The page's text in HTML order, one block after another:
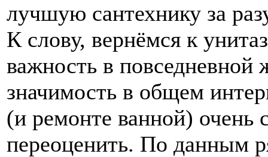
лучшую сантехнику за
К слову, вернёмся к
важность в повседневной
значимость в общем
(и ремонте ванной) очень
переоценить. По данным